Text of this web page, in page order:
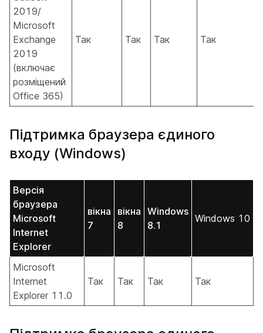
2019/
Microsoft
Exchange
2019
(включає
розміщений
Office 365)
Так Так Так Так
Підтримка браузера єдиного
входу (Windows)
Версія
браузера
Microsoft
Internet
Explorer
вікна
7
вікна
8
Windows
8.1
Windows 10
Microsoft
Internet
Explorer 11.0
Так Так Так Так